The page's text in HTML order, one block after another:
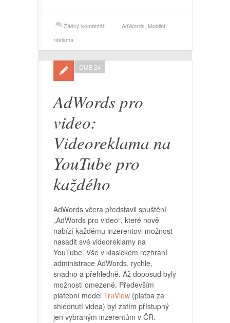
Žádný komentář AdWords Mobilní
reklama
AdWords pro
video:
Videoreklama na
YouTube pro
každého
DUB 24
AdWords včera představil spuštění
„AdWords pro video“, které nově
nabízí každému inzerentovi možnost
nasadit své videoreklamy na
YouTube. Vše v klasickém rozhraní
administrace AdWords, rychle,
snadno a přehledně. Až doposud byly
možnosti omezené. Především
platební model TruView (platba za
shlédnutí videa) byl zatím přístupný
jen vybraným inzerentům v ČR.